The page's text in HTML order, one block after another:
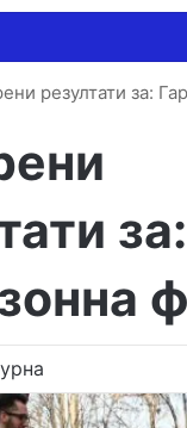
резултати за:
за: